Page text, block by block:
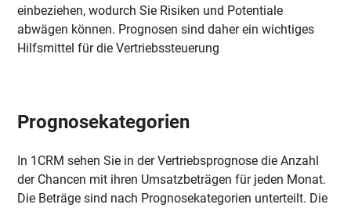
einbeziehen, wodurch Sie Risiken und Potentiale
abwägen können. Prognosen sind daher ein wichtiges
Hilfsmittel für die Vertriebssteuerung
Prognosekategorien
In 1CRM sehen Sie in der Vertriebsprognose die Anzahl
der Chancen mit ihren Umsatzbeträgen für jeden Monat.
Die Beträge sind nach Prognosekategorien unterteilt. Die